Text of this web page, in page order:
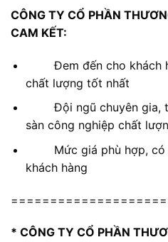
CÔNG TY CỔ PHẦN
CAM KẾT:
Đem đến cho khách
chất lượng tốt nhất
Đội ngũ chuyên gia,
sàn công nghiệp chất
Mức giá phù hợp, có
khách hàng
* CÔNG TY CỔ PHẦN